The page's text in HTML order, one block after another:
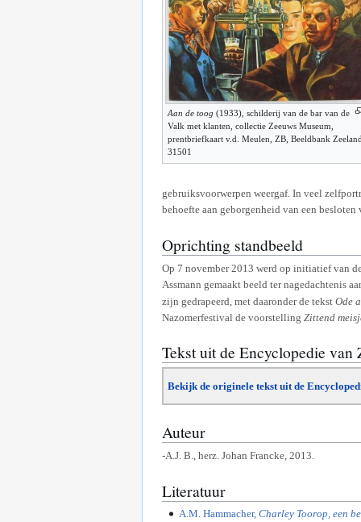
Aan de toog (1933), schilderij van de bar van de
Valk met klanten, collectie Zeeuws Museum,
prentbriefkaart v.d. Meulen, ZB, Beeldbank
31501
gebruiksvoorwerpen weergaf. In veel
behoefte aan geborgenheid van een
Oprichting standbeeld
Op 7 november 2013 werd op initiatief van
Assmann gemaakt beeld ter nagedachtenis
zijn gedrapeerd, met daaronder de tekst Ode
Nazomerfestival de voorstelling Zittend
Tekst uit de Encyclopedie van
Bekijk de originele tekst uit de
Auteur
-A.J. B., herz. Johan Francke, 2013.
Literatuur
A.M. Hammacher, Charley Toorop, een